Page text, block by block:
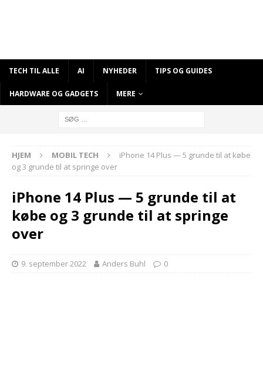
TECH TIL ALLE AI NYHEDER TIPS OG GUIDES
HARDWARE OG GADGETS MERE
HJEM MOBIL TECH
iPhone 14 Plus — 5 grunde til at købe
og 3 grunde til at springe over
iPhone 14 Plus — 5 grunde til at
købe og 3 grunde til at springe
over
9. september 2022 Anders Buhl 0